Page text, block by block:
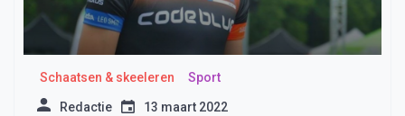
Schaatsen & skeeleren Sport
Redactie 13 maart 2022